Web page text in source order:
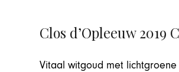
Clos d’Opleeuw 2019
Vitaal witgoud met